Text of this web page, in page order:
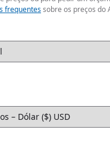
frequentessobre os preços do